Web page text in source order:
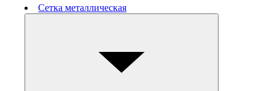
Сетка металлическая